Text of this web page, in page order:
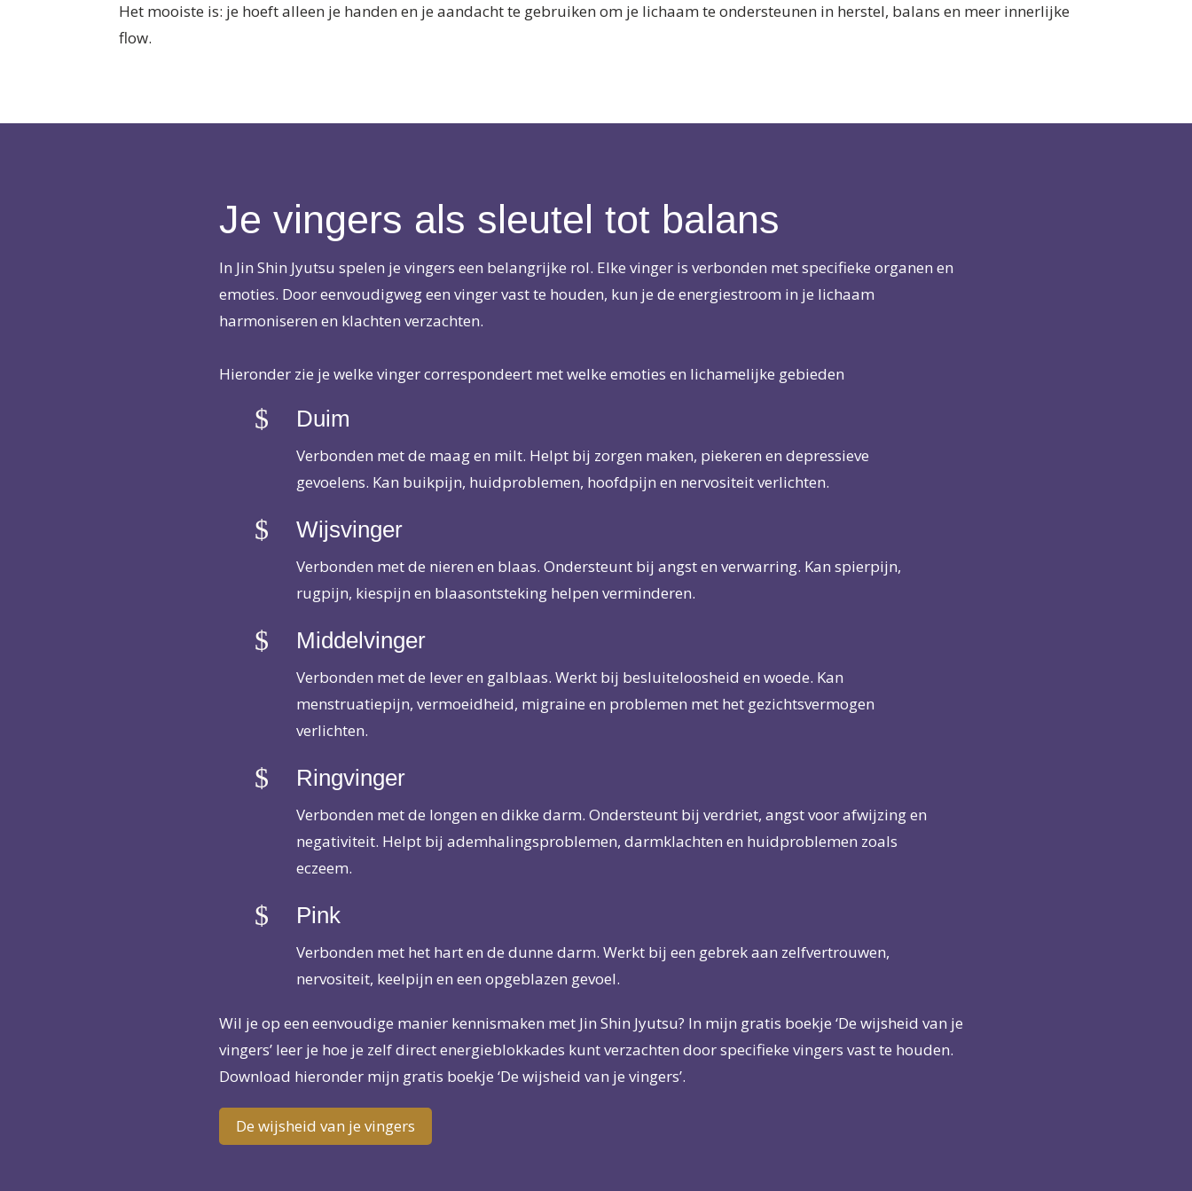
Het mooiste is: je hoeft alleen je handen en je aandacht te gebruiken om je lichaam te ondersteunen in herstel, balans en meer innerlijke
flow.
Je vingers als sleutel tot balans
In Jin Shin Jyutsu spelen je vingers een belangrijke rol. Elke vinger is verbonden met specifieke organen en
emoties. Door eenvoudigweg een vinger vast te houden, kun je de energiestroom in je lichaam
harmoniseren en klachten verzachten.
Hieronder zie je welke vinger correspondeert met welke emoties en lichamelijke gebieden
$ Duim
Verbonden met de maag en milt. Helpt bij zorgen maken, piekeren en depressieve
gevoelens. Kan buikpijn, huidproblemen, hoofdpijn en nervositeit verlichten.
$ Wijsvinger
Verbonden met de nieren en blaas. Ondersteunt bij angst en verwarring. Kan spierpijn,
rugpijn, kiespijn en blaasontsteking helpen verminderen.
$ Middelvinger
Verbonden met de lever en galblaas. Werkt bij besluiteloosheid en woede. Kan
menstruatiepijn, vermoeidheid, migraine en problemen met het gezichtsvermogen
verlichten.
$ Ringvinger
Verbonden met de longen en dikke darm. Ondersteunt bij verdriet, angst voor afwijzing en
negativiteit. Helpt bij ademhalingsproblemen, darmklachten en huidproblemen zoals
eczeem.
$ Pink
Verbonden met het hart en de dunne darm. Werkt bij een gebrek aan zelfvertrouwen,
nervositeit, keelpijn en een opgeblazen gevoel.
Wil je op een eenvoudige manier kennismaken met Jin Shin Jyutsu? In mijn gratis boekje ‘De wijsheid van je
vingers’ leer je hoe je zelf direct energieblokkades kunt verzachten door specifieke vingers vast te houden.
Download hieronder mijn gratis boekje ‘De wijsheid van je vingers’.
De wijsheid van je vingers